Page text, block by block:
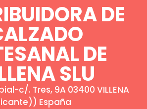
DE
DE
SLU
c/. Tres, 9A 03400 VILLENA
España